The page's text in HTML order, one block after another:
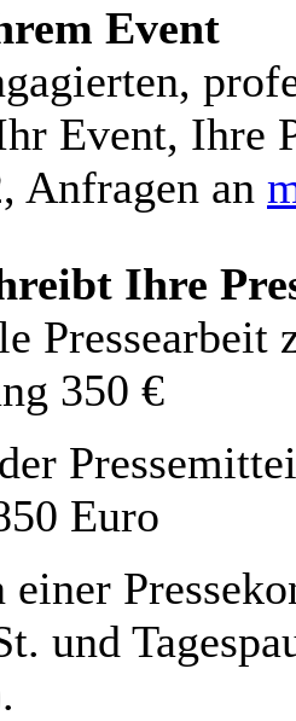
Event
Event, Ihre
Anfragen an
Ihre
Pressearbeit
350 €
Euro
und